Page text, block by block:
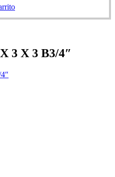
3 X 3 B3/4″